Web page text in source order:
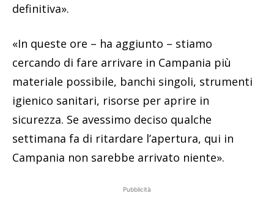
definitiva».
«In queste ore – ha aggiunto – stiamo
cercando di fare arrivare in Campania più
materiale possibile, banchi singoli, strumenti
igienico sanitari, risorse per aprire in
sicurezza. Se avessimo deciso qualche
settimana fa di ritardare l’apertura, qui in
Campania non sarebbe arrivato niente».
Pubblicità